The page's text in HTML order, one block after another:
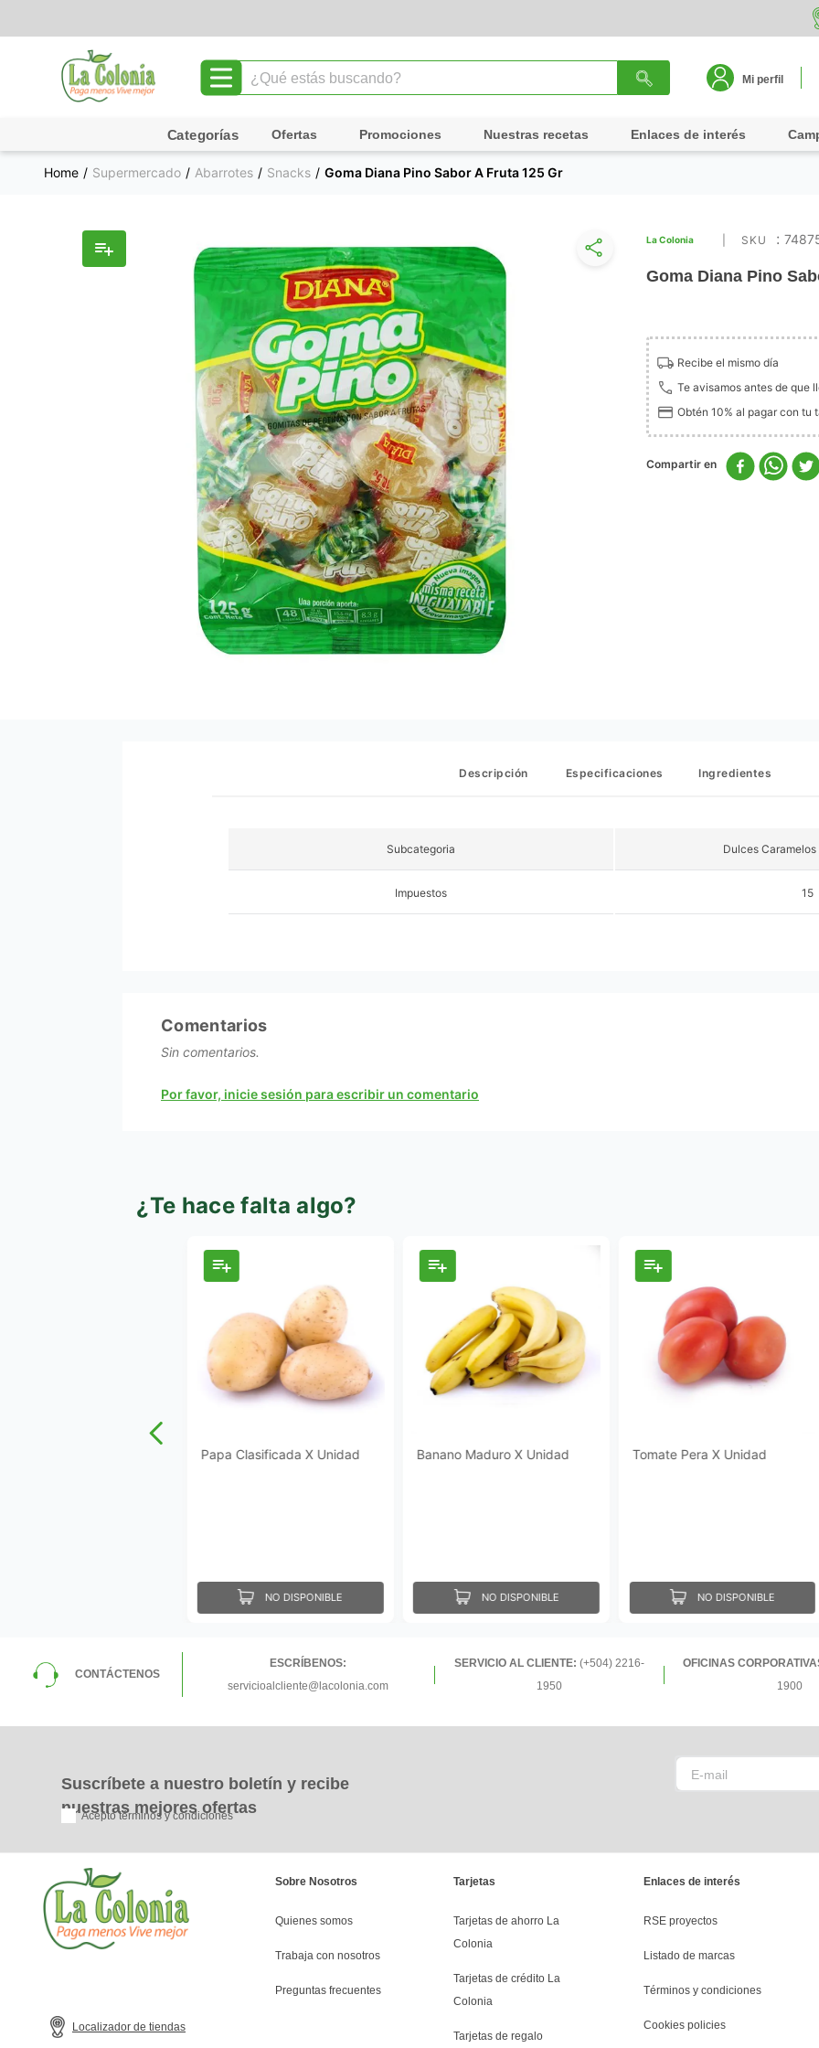
¿Qué estás buscando?
Mi perfil
Ofertas Promociones Nuestras recetas Enlaces de interés
Supermercado Abarrotes Snacks Goma Diana Pino Sabor A Fruta 125 Gr
La Colonia :
Goma Diana Pino
Recibe el mismo día
Te avisamos antes de que
Obtén 10% al pagar con tu
Descripción Especificaciones Ingredientes
Subcategoria Dulces
Impuestos 15
Comentarios
Por favor, inicie sesión para escribir un comentario
Sin comentarios.
¿Te hace falta algo?
Papa Clasificada X Unidad
NO DISPONIBLE
Banano Maduro X Unidad
NO DISPONIBLE
Tomate Pera X Unidad
NO DISPONIBLE
CONTÁCTENOS
ESCRÍBENOS:
servicioalcliente@lacolonia.com
SERVICIO AL CLIENTE: (+504) 2216-
1950
OFICINAS
1900
Suscríbete a nuestro boletín y recibe
nuestras mejores ofertas
Acepto términos y condiciones
Localizador de tiendas
Sobre Nosotros
Quienes somos
Trabaja con nosotros
Preguntas frecuentes
Tarjetas
Tarjetas de ahorro La
Colonia
Tarjetas de crédito La
Colonia
Tarjetas de regalo
Enlaces de interés
RSE proyectos
Listado de marcas
Términos y condiciones
Cookies policies
TÉRMINOS MÁS BUSCADOS
1.
leche
queso